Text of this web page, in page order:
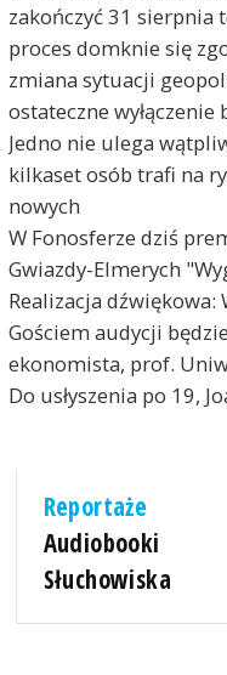
zakończyć 31 sierpnia
proces domknie się
zmiana sytuacji
ostateczne
Jedno nie ulega
kilkaset osób trafi na
nowych
W Fonosferze dziś
Gwiazdy-Elmerych
Realizacja dźwiękowa:
Gościem audycji
ekonomista, prof.
Do usłyszenia po 19,
Reportaże
Audiobooki
Słuchowiska